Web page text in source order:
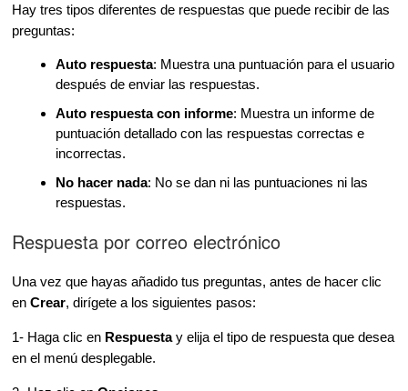
Hay tres tipos diferentes de respuestas que puede recibir de las
preguntas:
Auto respuesta: Muestra una puntuación para el usuario
después de enviar las respuestas.
Auto respuesta con informe: Muestra un informe de
puntuación detallado con las respuestas correctas e
incorrectas.
No hacer nada: No se dan ni las puntuaciones ni las
respuestas.
Respuesta por correo electrónico
Una vez que hayas añadido tus preguntas, antes de hacer clic
en Crear, dirígete a los siguientes pasos:
1- Haga clic en Respuestay elija el tipo de respuesta que desea
en el menú desplegable.